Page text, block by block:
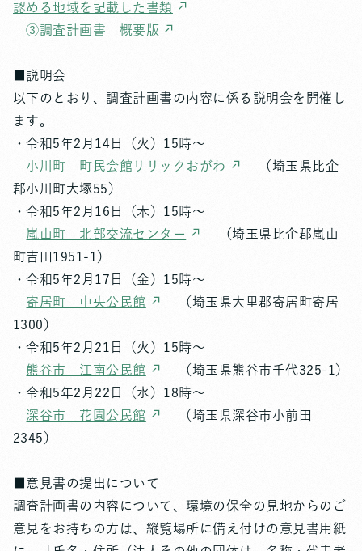
認める地域を記載した書類
③調査計画書 概要版
■説明会
以下のとおり、調査計画書の内容に係る説明会を開催し
ます。
・令和5年2月14日（火）15時～
小川町 町民会館リリックおがわ
（埼玉県比企
郡小川町大塚55）
・令和5年2月16日（木）15時～
嵐山町 北部交流センター
（埼玉県比企郡嵐山
町吉田1951-1）
・令和5年2月17日（金）15時～
寄居町 中央公民館
（埼玉県大里郡寄居町寄居
1300）
・令和5年2月21日（火）15時～
熊谷市 江南公民館
（埼玉県熊谷市千代325-1）
・令和5年2月22日（水）18時～
深谷市 花園公民館
（埼玉県深谷市小前田
2345）
■意見書の提出について
調査計画書の内容について、環境の保全の見地からのご
意見をお持ちの方は、縦覧場所に備え付けの意見書用紙